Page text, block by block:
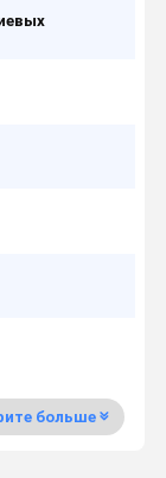
больше